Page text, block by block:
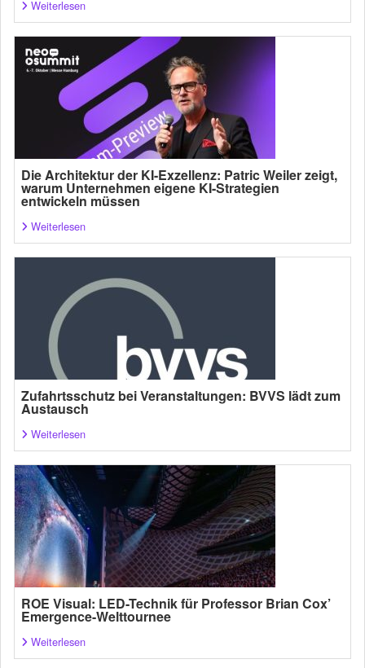
Weiterlesen
Die Architektur der KI-Exzellenz: Patric Weiler zeigt,
warum Unternehmen eigene KI-Strategien
entwickeln müssen
Weiterlesen
Zufahrtsschutz bei Veranstaltungen: BVVS lädt zum
Austausch
Weiterlesen
ROE Visual: LED-Technik für Professor Brian Cox’
Emergence-Welttournee
Weiterlesen